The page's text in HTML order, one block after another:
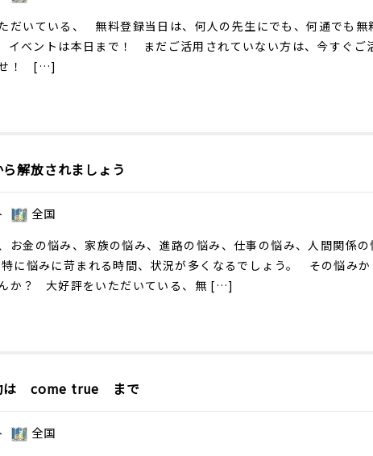
だいている、 無料登録当日は、何人の先生にでも、何通でも無
ベントは本日まで！ まだご活用されていない方は、今すぐご
せ！ […]
解放されましょう
全国
お金の悩み、家族の悩み、進路の悩み、仕事の悩み、人間関係の
に悩みに苛まれる時間、状況が多くなるでしょう。 その悩みか
か？ 大好評をいただいている、無 […]
は come true まで
全国